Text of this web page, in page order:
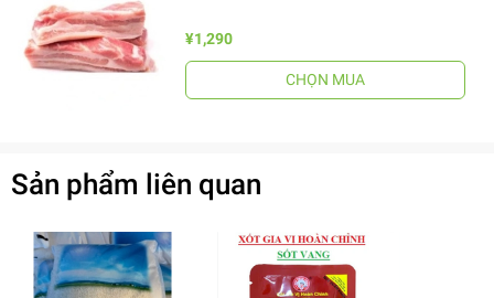
¥1,290
CHỌN MUA
Sản phẩm liên quan